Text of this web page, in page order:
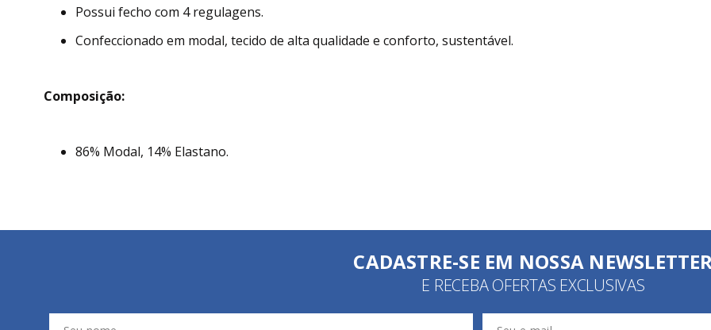
Possui fecho com 4 regulagens.
Confeccionado em modal, tecido de alta qualidade e conforto, sustentável.
Composição:
86% Modal, 14% Elastano.
CADASTRE-SE EM NOSSA
E RECEBA OFERTAS EXCLUSIVAS